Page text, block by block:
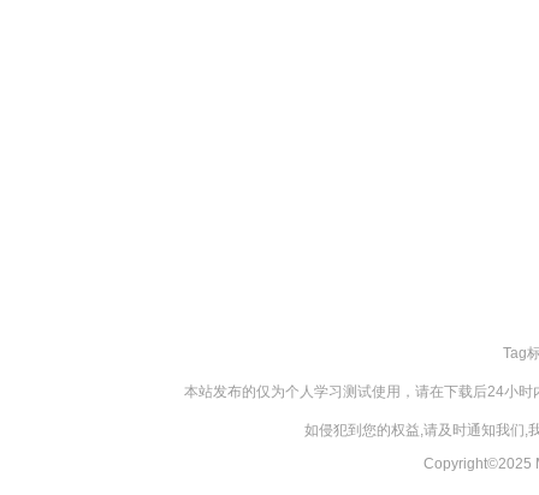
Tag
本站发布的仅为个人学习测试使用，请在下载后24小
如侵犯到您的权益,请及时通知我们,
Copyright©2025